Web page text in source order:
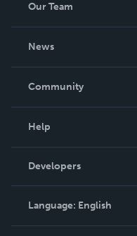
Our Team
News
In The News
Community
Podcast
Help
Order Lookup
Knowledge Base
Contact Support
Developers
Language: English